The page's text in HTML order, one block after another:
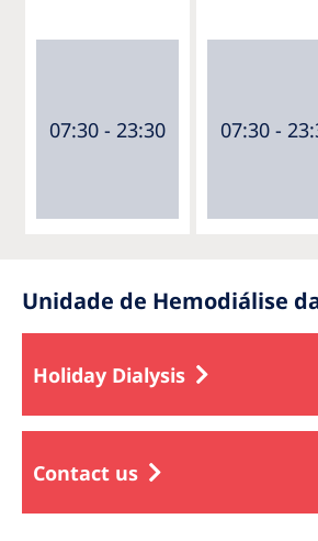
07:30 - 23:30 07:30 -
Unidade de Hemodiálise
Holiday Dialysis
Contact us